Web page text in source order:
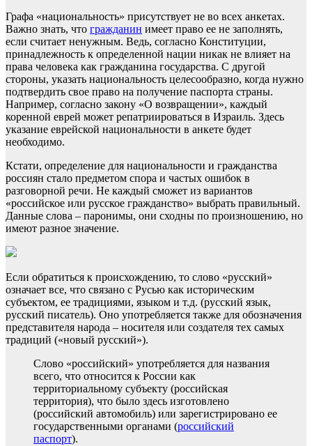
Графа «национальность» присутствует не во всех анкетах.
Важно знать, что гражданин имеет право ее не заполнять,
если считает ненужным. Ведь, согласно Конституции,
принадлежность к определенной нации никак не влияет на
права человека как гражданина государства. С другой
стороны, указать национальность целесообразно, когда нужно
подтвердить свое право на получение паспорта страны.
Например, согласно закону «О возвращении», каждый
коренной еврей может репатриироваться в Израиль. Здесь
указание еврейской национальности в анкете будет
необходимо.
Кстати, определение для национальности и гражданства
россиян стало предметом спора и частых ошибок в
разговорной речи. Не каждый сможет из вариантов
«российское или русское гражданство» выбрать правильный.
Данные слова – паронимы, они сходны по произношению, но
имеют разное значение.
Если обратиться к происхождению, то слово «русский»
означает все, что связано с Русью как историческим
субъектом, ее традициями, языком и т.д. (русский язык,
русский писатель). Оно употребляется также для обозначения
представителя народа – носителя или создателя тех самых
традиций («новый русский»).
Слово «российский» употребляется для названия
всего, что относится к России как
территориальному субъекту (российская
территория), что было здесь изготовлено
(российский автомобиль) или зарегистрировано ее
государственными органами (российский
паспорт).